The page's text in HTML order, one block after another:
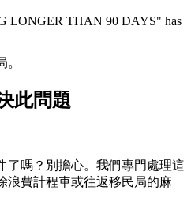
LONGER THAN 90 DAYS" has
此問題
了嗎？別擔心。我們專門處理這
浪費計程車或往返移民局的麻